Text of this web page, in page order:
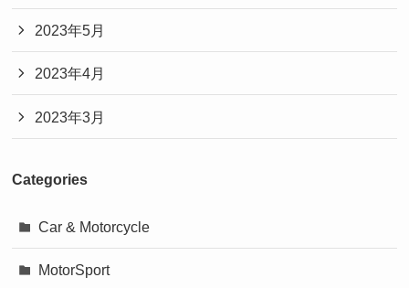
2023年5月
2023年4月
2023年3月
Categories
Car & Motorcycle
MotorSport